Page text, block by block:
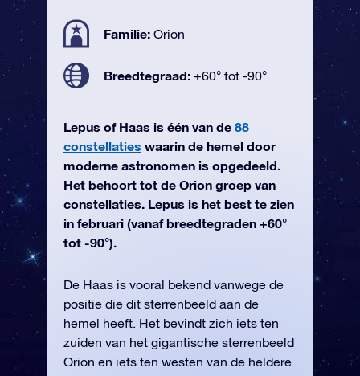
Familie: Orion
Breedtegraad: +60° tot -90°
Lepus of Haas is één van de 88
constellaties waarin de hemel door
moderne astronomen is opgedeeld.
Het behoort tot de Orion groep van
constellaties. Lepus is het best te zien
in februari (vanaf breedtegraden +60°
tot -90°).
De Haas is vooral bekend vanwege de
positie die dit sterrenbeeld aan de
hemel heeft. Het bevindt zich iets ten
zuiden van het gigantische sterrenbeeld
Orion en iets ten westen van de heldere